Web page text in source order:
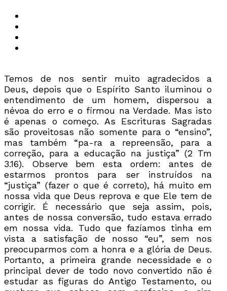
Temos de nos sentir muito agradecidos a
Deus, depois que o Espírito Santo iluminou o
entendimento de um homem, dispersou a
névoa do erro e o firmou na Verdade. Mas isto
é apenas o começo. As Escrituras Sagradas
são proveitosas não somente para o “ensino”,
mas também “pa-ra a repreensão, para a
correção, para a educação na justiça” (2 Tm
3.16). Observe bem esta ordem: antes de
estarmos prontos para ser instruídos na
“justiça” (fazer o que é correto), há muito em
nossa vida que Deus reprova e que Ele tem de
corrigir. É necessário que seja assim, pois,
antes de nossa conversão, tudo estava errado
em nossa vida. Tudo que fazíamos tinha em
vista a satisfação de nosso “eu”, sem nos
preocuparmos com a honra e a glória de Deus.
Portanto, a primeira grande necessidade e o
principal dever de todo novo convertido não é
estudar as figuras do Antigo Testamento, ou